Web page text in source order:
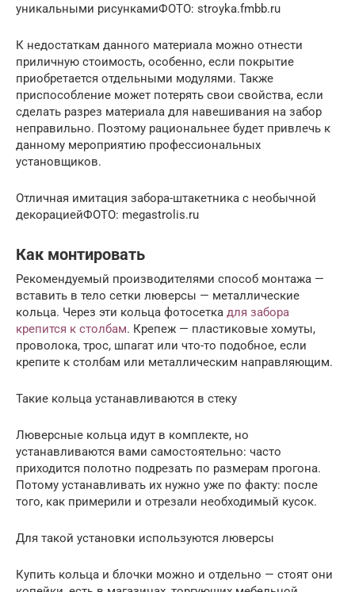
уникальными рисункамиФОТО: stroyka.fmbb.ru
К недостаткам данного материала можно отнести
приличную стоимость, особенно, если покрытие
приобретается отдельными модулями. Также
приспособление может потерять свои свойства, если
сделать разрез материала для навешивания на забор
неправильно. Поэтому рациональнее будет привлечь к
данному мероприятию профессиональных
установщиков.
Отличная имитация забора-штакетника с необычной
декорациейФОТО: megastrolis.ru
Как монтировать
Рекомендуемый производителями способ монтажа —
вставить в тело сетки люверсы — металлические
кольца. Через эти кольца фотосетка для забора
крепится к столбам. Крепеж — пластиковые хомуты,
проволока, трос, шпагат или что-то подобное, если
крепите к столбам или металлическим направляющим.
Такие кольца устанавливаются в стеку
Люверсные кольца идут в комплекте, но
устанавливаются вами самостоятельно: часто
приходится полотно подрезать по размерам прогона.
Потому устанавливать их нужно уже по факту: после
того, как примерили и отрезали необходимый кусок.
Для такой установки используются люверсы
Купить кольца и блочки можно и отдельно — стоят они